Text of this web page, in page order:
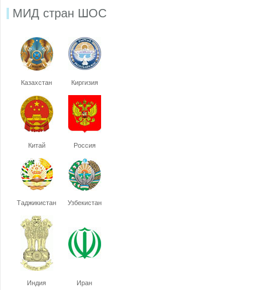
МИД стран ШОС
Казахстан Киргизия
Китай Россия
Таджикистан Узбекистан
Индия Иран